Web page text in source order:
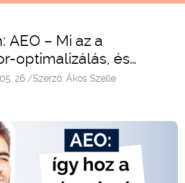
AEO – Mi az a
optimalizálás, és
bele?
26./Szerző: Ákos Szelle